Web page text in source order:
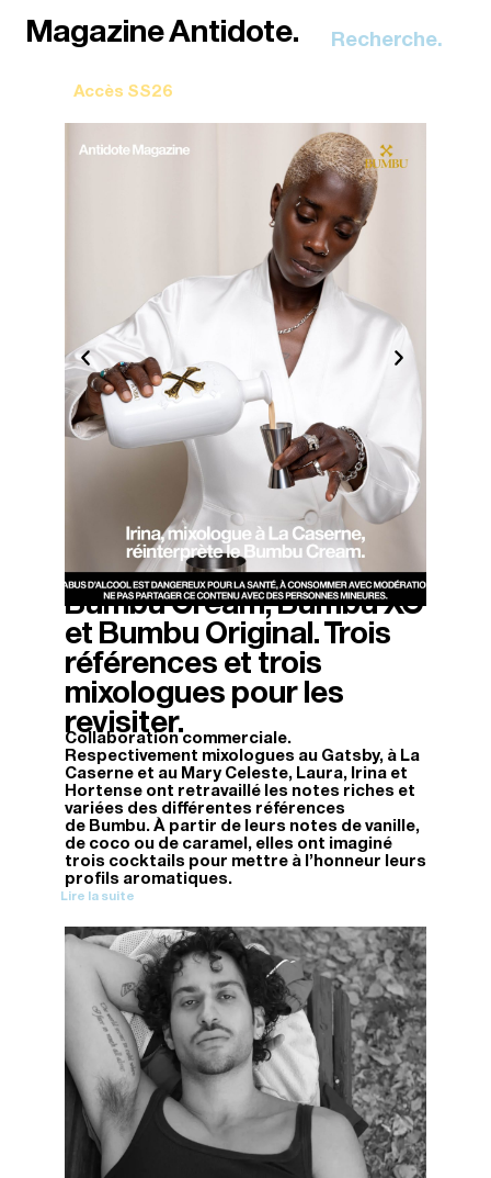
Recherche.
03/07/2026
Bumbu Cream, Bumbu XO
et Bumbu Original. Trois
références et trois
mixologues pour les
revisiter.
Collaboration commerciale.
Respectivement mixologues au Gatsby, à La
Caserne et au Mary Celeste, Laura, Irina et
Hortense ont retravaillé les notes riches et
variées des différentes références
de Bumbu. À partir de leurs notes de vanille,
de coco ou de caramel, elles ont imaginé
trois cocktails pour mettre à l’honneur leurs
profils aromatiques.
Lire la suite